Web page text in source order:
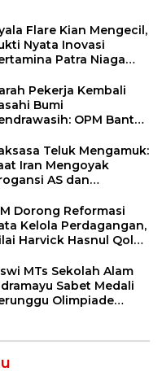
Flare Kian Mengecil,
Nyata Inovasi
Patra Niaga
Zero Emission 2060
Pekerja Kembali
Bumi
OPM Bantai
Tolikara!Teluk Mengamuk:
Iran Mengoyak
AS dan
Dorong Reformasi
Kelola Perdagangan,
Harvick Hasnul Qolbi
MTs Sekolah Alam
Sabet Medali
Olimpiade